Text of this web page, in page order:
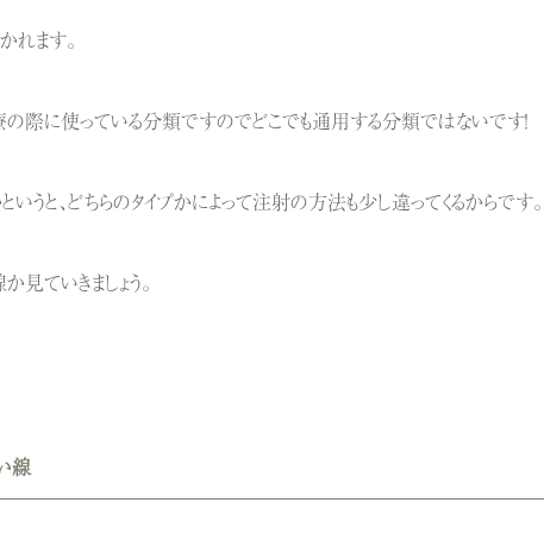
れます。
際に使っている分類ですのでどこでも通用する分類ではないです！
いうと、どちらのタイプかによって注射の方法も少し違ってくるからです。
見ていきましょう。
線